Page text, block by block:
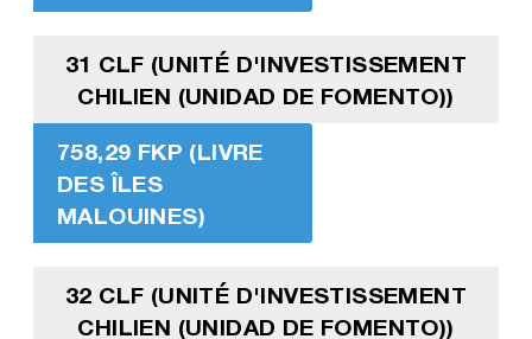
31 CLF (UNITÉ D'INVESTISSEMENT
CHILIEN (UNIDAD DE FOMENTO))
758,29 FKP (LIVRE
DES ÎLES
MALOUINES)
32 CLF (UNITÉ D'INVESTISSEMENT
CHILIEN (UNIDAD DE FOMENTO))